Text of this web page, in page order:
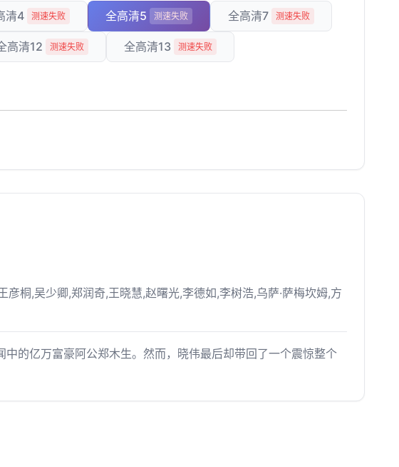
清4 测速失败 全高清5 测速失败 全高清7 测速失败
高清12 测速失败 全高清13 测速失败
彦桐,吴少卿,郑润奇,王晓慧,赵曙光,李德如,李树浩,乌萨·萨梅坎姆,方
的亿万富豪阿公郑木生。然而，晓伟最后却带回了一个震惊整个